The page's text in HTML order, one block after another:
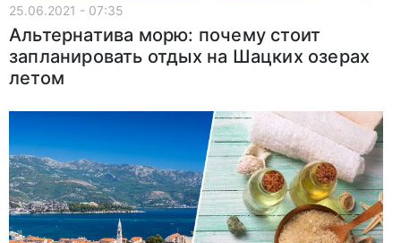
25.06.2021 - 07:35
Альтернатива морю: почему стоит
запланировать отдых на Шацких озерах
летом